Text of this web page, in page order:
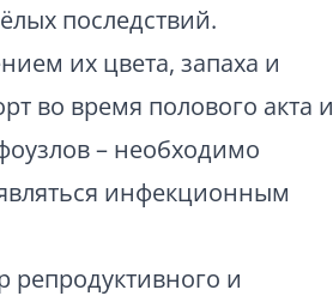
последствий.
их цвета, запаха и
во время полового акта и
– необходимо
инфекционным
и